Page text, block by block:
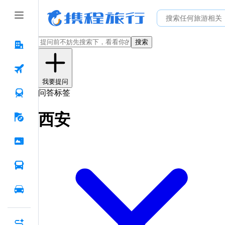
搜索
我要提问
问答标签
西安